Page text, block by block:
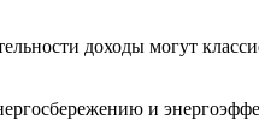
доходы могут
и